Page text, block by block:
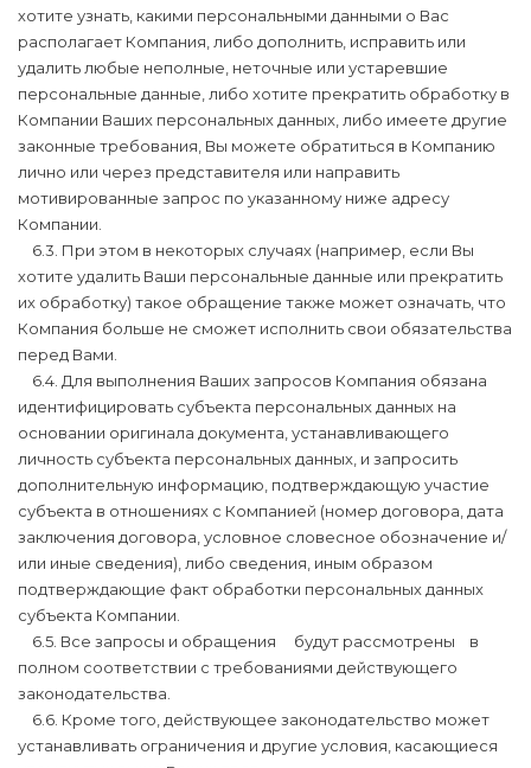
хотите узнать, какими персональными данными о Вас
располагает Компания, либо дополнить, исправить или
удалить любые неполные, неточные или устаревшие
персональные данные, либо хотите прекратить обработку в
Компании Ваших персональных данных, либо имеете другие
законные требования, Вы можете обратиться в Компанию
лично или через представителя или направить
мотивированные запрос по указанному ниже адресу
Компании.
6.3. При этом в некоторых случаях (например, если Вы
хотите удалить Ваши персональные данные или прекратить
их обработку) такое обращение также может означать, что
Компания больше не сможет исполнить свои обязательства
перед Вами.
6.4. Для выполнения Ваших запросов Компания обязана
идентифицировать субъекта персональных данных на
основании оригинала документа, устанавливающего
личность субъекта персональных данных, и запросить
дополнительную информацию, подтверждающую участие
субъекта в отношениях с Компанией (номер договора, дата
заключения договора, условное словесное обозначение и/
или иные сведения), либо сведения, иным образом
подтверждающие факт обработки персональных данных
субъекта Компании.
6.5. Все запросы и обращения будут рассмотрены в
полном соответствии с требованиями действующего
законодательства.
6.6. Кроме того, действующее законодательство может
устанавливать ограничения и другие условия, касающиеся